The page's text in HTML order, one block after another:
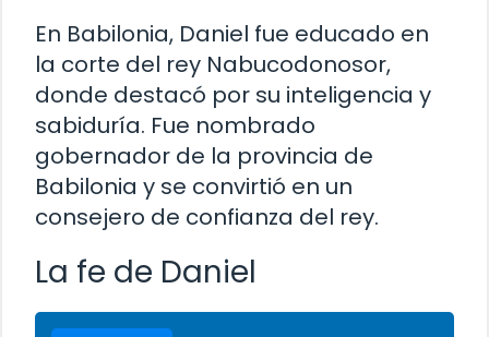
En Babilonia, Daniel fue educado en
la corte del rey Nabucodonosor,
donde destacó por su inteligencia y
sabiduría. Fue nombrado
gobernador de la provincia de
Babilonia y se convirtió en un
consejero de confianza del rey.
La fe de Daniel